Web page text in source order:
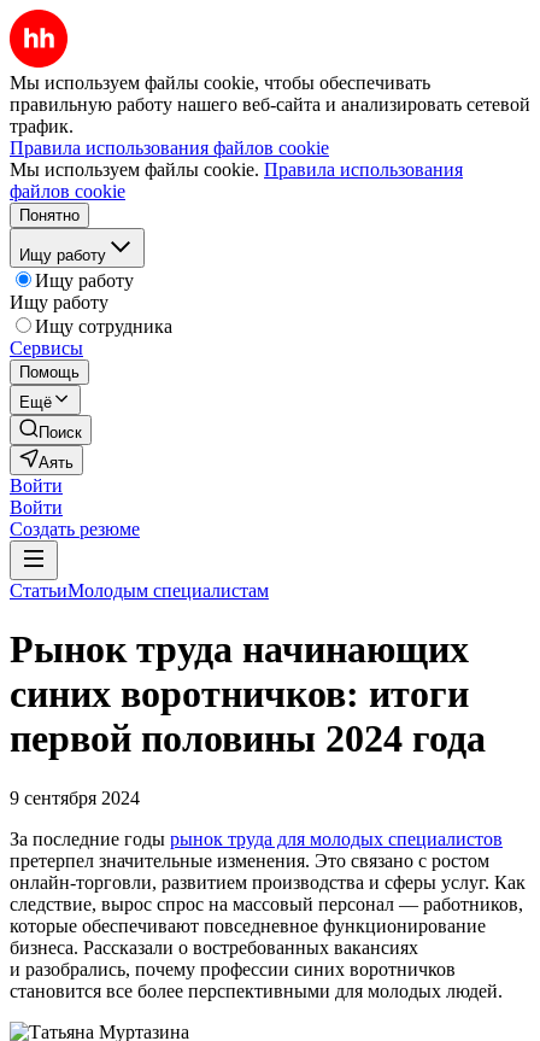
Мы используем файлы cookie, чтобы обеспечивать
правильную работу нашего веб-сайта и анализировать сетевой
трафик.
Правила использования файлов cookie
Мы используем файлы cookie. Правила использования
файлов cookie
Понятно
Ищу работу
Ищу работу
Ищу работу
Ищу сотрудника
Сервисы
Помощь
Ещё
Поиск
Аять
Войти
Войти
Создать резюме
СтатьиМолодым специалистам
Рынок труда начинающих
синих воротничков: итоги
первой половины 2024 года
9 сентября 2024
За последние годы рынок труда для молодых специалистов
претерпел значительные изменения. Это связано с ростом
онлайн-торговли, развитием производства и сферы услуг. Как
следствие, вырос спрос на массовый персонал — работников,
которые обеспечивают повседневное функционирование
бизнеса. Рассказали о востребованных вакансиях
и разобрались, почему профессии синих воротничков
становится все более перспективными для молодых людей.